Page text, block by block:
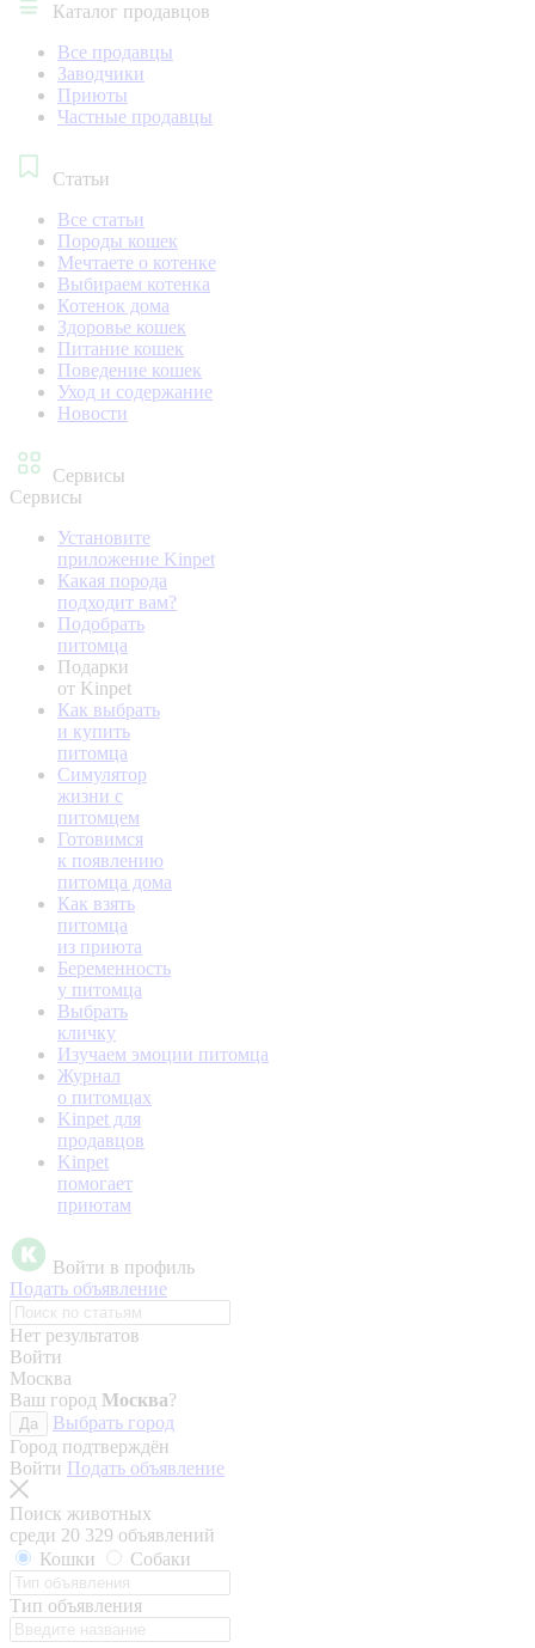
Каталог продавцов
Все продавцы
Заводчики
Приюты
Частные продавцы
Статьи
Все статьи
Породы кошек
Мечтаете о котенке
Выбираем котенка
Котенок дома
Здоровье кошек
Питание кошек
Поведение кошек
Уход и содержание
Новости
Сервисы
Сервисы
Установите
приложение Kinpet
Какая порода
подходит вам?
Подобрать
питомца
Подарки
от Kinpet
Как выбрать
и купить
питомца
Симулятор
жизни с
питомцем
Готовимся
к появлению
питомца дома
Как взять
питомца
из приюта
Беременность
у питомца
Выбрать
кличку
Изучаем эмоции питомца
Журнал
о питомцах
Kinpet для
продавцов
Kinpet
помогает
приютам
Войти в профиль
Подать объявление
Нет результатов
Войти
Москва
Ваш город Москва?
Да
Выбрать город
Город подтверждён
Войти Подать объявление
Поиск животных
среди 20 329 объявлений
Кошки
Собаки
Тип объявления